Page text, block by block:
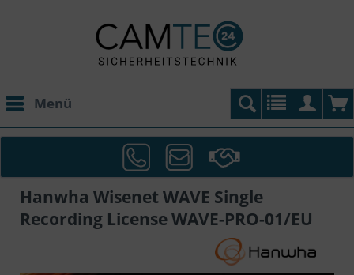
Menü
Hanwha Wisenet WAVE Single
Recording License WAVE-PRO-01/EU